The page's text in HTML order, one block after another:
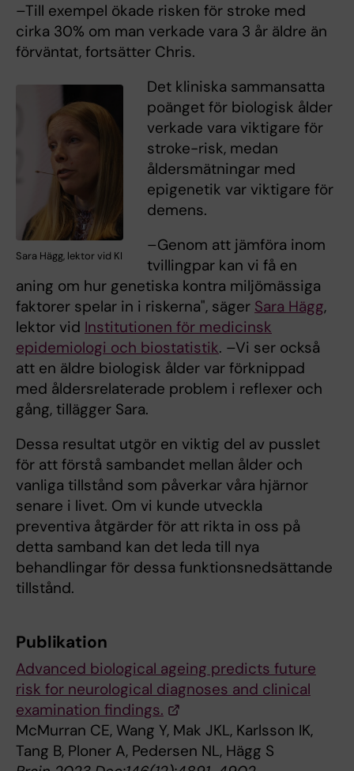
–Till exempel ökade risken för stroke med
cirka 30% om man verkade vara 3 år äldre än
förväntat, fortsätter Chris.
Sara Hägg, lektor vid KI
Det kliniska sammansatta
poänget för biologisk ålder
verkade vara viktigare för
stroke-risk, medan
åldersmätningar med
epigenetik var viktigare för
demens.
–Genom att jämföra inom
tvillingpar kan vi få en
aning om hur genetiska kontra miljömässiga
faktorer spelar in i riskerna", säger Sara Hägg,
lektor vid Institutionen för medicinsk
epidemiologi och biostatistik. –Vi ser också
att en äldre biologisk ålder var förknippad
med åldersrelaterade problem i reflexer och
gång, tillägger Sara.
Dessa resultat utgör en viktig del av pusslet
för att förstå sambandet mellan ålder och
vanliga tillstånd som påverkar våra hjärnor
senare i livet. Om vi kunde utveckla
preventiva åtgärder för att rikta in oss på
detta samband kan det leda till nya
behandlingar för dessa funktionsnedsättande
tillstånd.
Publikation
Advanced biological ageing predicts future
risk for neurological diagnoses and clinical
examination findings.
McMurran CE, Wang Y, Mak JKL, Karlsson IK,
Tang B, Ploner A, Pedersen NL, Hägg S